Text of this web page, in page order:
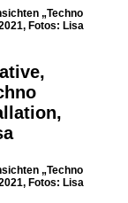
„Techno
Fotos: Lisa
„Techno
Fotos: Lisa